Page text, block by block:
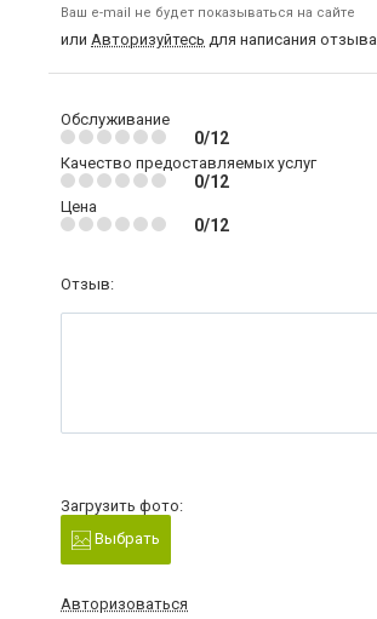
Ваш e-mail не будет показываться на сайте
или Авторизуйтесь для написания отзыва
Обслуживание
0/12
Качество предоставляемых услуг
0/12
Цена
0/12
Отзыв:
Загрузить фото:
Выбрать
Авторизоваться